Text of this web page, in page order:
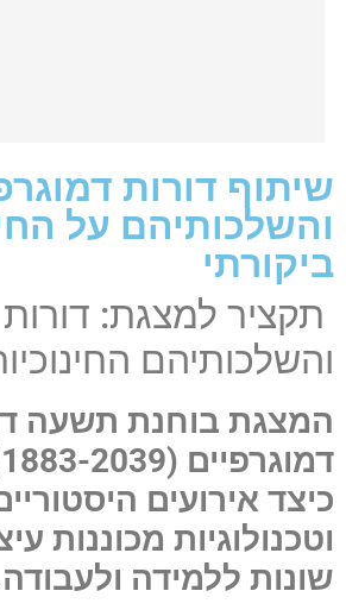
שיתוף דורות
והשלכותיהם על
ביקורתי
תקציר למצגת: דורות
והשלכותיהם
המצגת בוחנת תשעה
כיצד אירועים
וטכנולוגיות מכוננות
שונות ללמידה ולעבודה